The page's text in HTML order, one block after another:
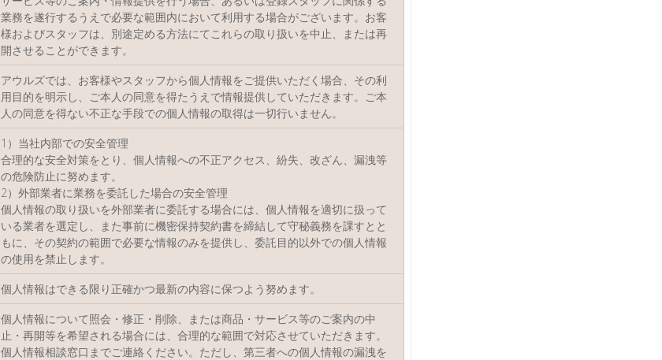
業務を遂行するうえで必要な範囲内において利用する場合がございます。お客
様およびスタッフは、別途定める方法にてこれらの取り扱いを中止、または再
開させることができます。
アウルズでは、お客様やスタッフから個人情報をご提供いただく場合、その利
用目的を明示し、ご本人の同意を得たうえで情報提供していただきます。ご本
人の同意を得ない不正な手段での個人情報の取得は一切行いません。
1）当社内部での安全管理
合理的な安全対策をとり、個人情報への不正アクセス、紛失、改ざん、漏洩等
の危険防止に努めます。
2）外部業者に業務を委託した場合の安全管理
個人情報の取り扱いを外部業者に委託する場合には、個人情報を適切に扱って
いる業者を選定し、また事前に機密保持契約書を締結して守秘義務を課すとと
もに、その契約の範囲で必要な情報のみを提供し、委託目的以外での個人情報
の使用を禁止します。
個人情報はできる限り正確かつ最新の内容に保つよう努めます。
個人情報について照会・修正・削除、または商品・サービス等のご案内の中
止・再開等を希望される場合には、合理的な範囲で対応させていただきます。
個人情報相談窓口までご連絡ください。ただし、第三者への個人情報の漏洩を